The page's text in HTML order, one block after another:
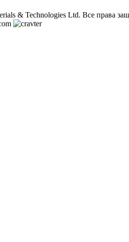
& Technologies Ltd. Все права